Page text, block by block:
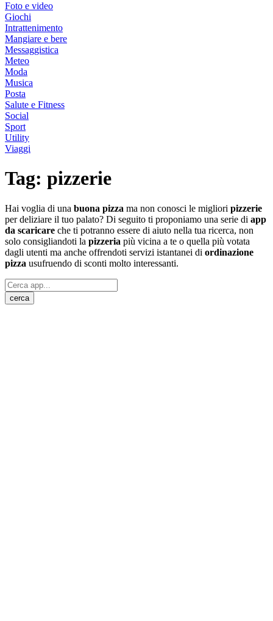
Foto e video
Giochi
Intrattenimento
Mangiare e bere
Messaggistica
Meteo
Moda
Musica
Posta
Salute e Fitness
Social
Sport
Utility
Viaggi
Tag: pizzerie
Hai voglia di una buona pizza ma non conosci le migliori pizzerie
per deliziare il tuo palato? Di seguito ti proponiamo una serie di app
da scaricare che ti potranno essere di aiuto nella tua ricerca, non
solo consigliandoti la pizzeria più vicina a te o quella più votata
dagli utenti ma anche offrendoti servizi istantanei di ordinazione
pizza usufruendo di sconti molto interessanti.